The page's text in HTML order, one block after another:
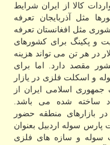
کالا از ایران شرایط
مثل آذربایجان تعرفه
و در کشوری مثل افغانستان تعرفه
و پکینگ برای کشورهای
متفاوت هست و بین 15 الی 200 دلار در هر تن می تواند هزینه
مقصد دارد. اما برای
و اسکلت فلزی در یازار
جمهوری اسلامی ایران از
ساخته شده می باشد.
بازارهای منطقه حضور
سوله اردبیل بعنوان
و سازه های فلزی